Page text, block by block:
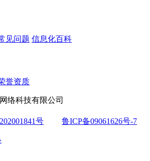
见问题 信息化百科
誉资质
络科技有限公司
号 鲁ICP备09061626号-7